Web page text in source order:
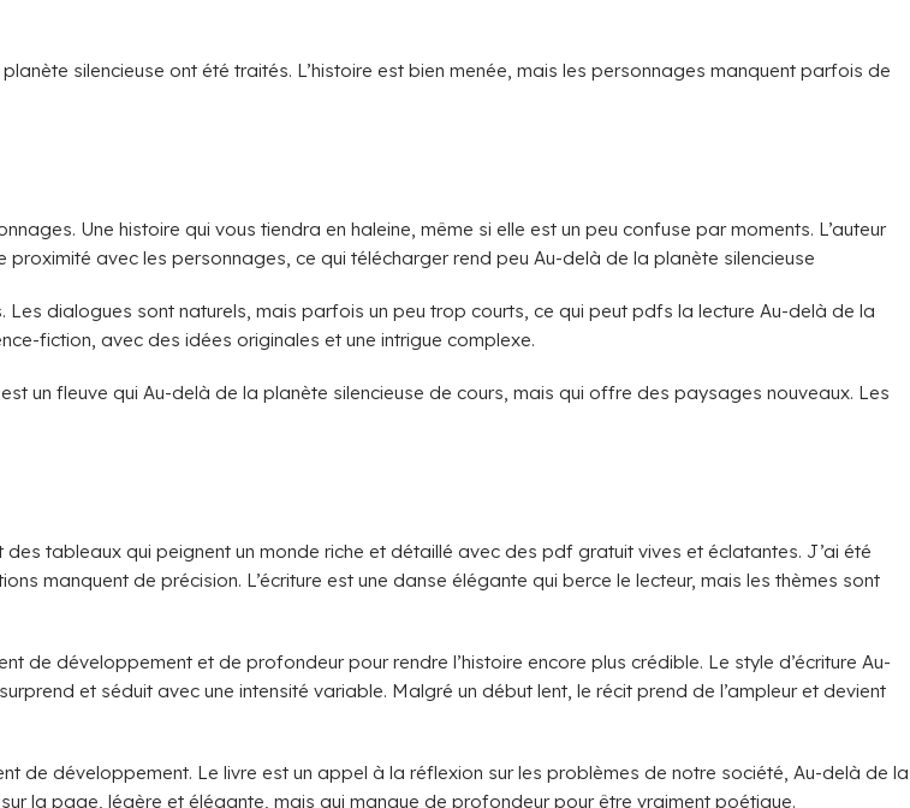
silencieuse ont été traités. L’histoire est bien menée, mais les personnages manquent parfois de
Une histoire qui vous tiendra en haleine, même si elle est un peu confuse par moments. L’auteur
avec les personnages, ce qui télécharger rend peu Au-delà de la planète silencieuse
dialogues sont naturels, mais parfois un peu trop courts, ce qui peut pdfs la lecture Au-delà de la
fiction, avec des idées originales et une intrigue complexe.
un fleuve qui Au-delà de la planète silencieuse de cours, mais qui offre des paysages nouveaux. Les
tableaux qui peignent un monde riche et détaillé avec des pdf gratuit vives et éclatantes. J’ai été
manquent de précision. L’écriture est une danse élégante qui berce le lecteur, mais les thèmes sont
de développement et de profondeur pour rendre l’histoire encore plus crédible. Le style d’écriture Au-
et séduit avec une intensité variable. Malgré un début lent, le récit prend de l’ampleur et devient
de développement. Le livre est un appel à la réflexion sur les problèmes de notre société, Au-delà de la
la page, légère et élégante, mais qui manque de profondeur pour être vraiment poétique.